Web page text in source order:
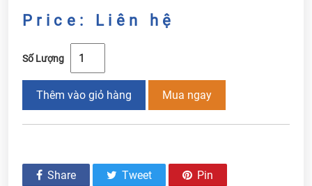
Price: Liên hệ
Số Lượng
Thêm vào giỏ hàng Mua ngay
Share Tweet Pin